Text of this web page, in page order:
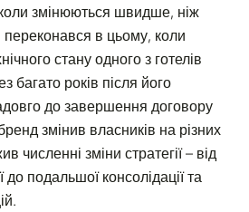
змінюються швидше, ніж
в цьому, коли
стану одного з готелів
багато років після його
до завершення договору
змінив власників на різних
численні зміни стратегії – від
до подальшої консолідації та